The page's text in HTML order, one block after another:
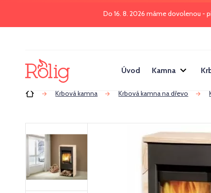
Do 16. 8. 2026 máme dovolenou -
Úvod Kamna
Úvod Krbová kamna Krbová kamna na dřevo